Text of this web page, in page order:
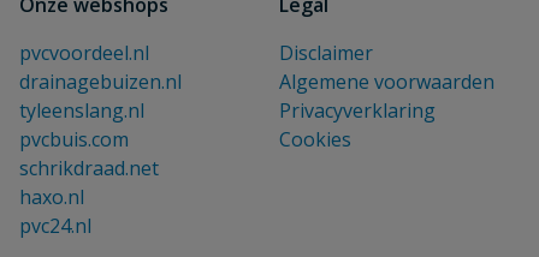
pvcvoordeel.nl
drainagebuizen.nl
tyleenslang.nl
pvcbuis.com
schrikdraad.net
haxo.nl
pvc24.nl
Disclaimer
Algemene voorwaarden
Privacyverklaring
Cookies